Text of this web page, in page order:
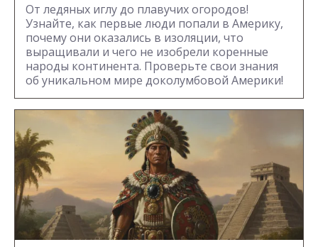
От ледяных иглу до плавучих огородов!
Узнайте, как первые люди попали в Америку,
почему они оказались в изоляции, что
выращивали и чего не изобрели коренные
народы континента. Проверьте свои знания
об уникальном мире доколумбовой Америки!